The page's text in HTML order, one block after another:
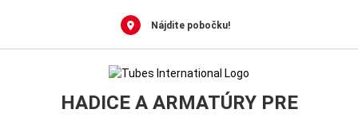
Nájdite pobočku!
HADICE A ARMATÚRY PRE